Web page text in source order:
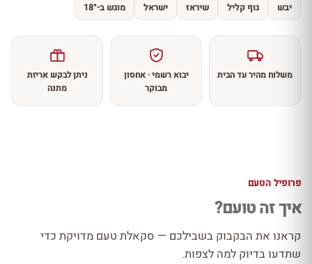
יבש גוף קליל שיראז ישראל מוגש ב-18°
משלוח מהיר עד הבית
יבוא רשמי · אחסון
מבוקר
ניתן לבקש אריזת
מתנה
פרופיל הטעם
איך זה טועם?
קראנו את הבקבוק בשבילכם — סקאלת טעם מדויקת כדי
שתדעו בדיוק למה לצפות.